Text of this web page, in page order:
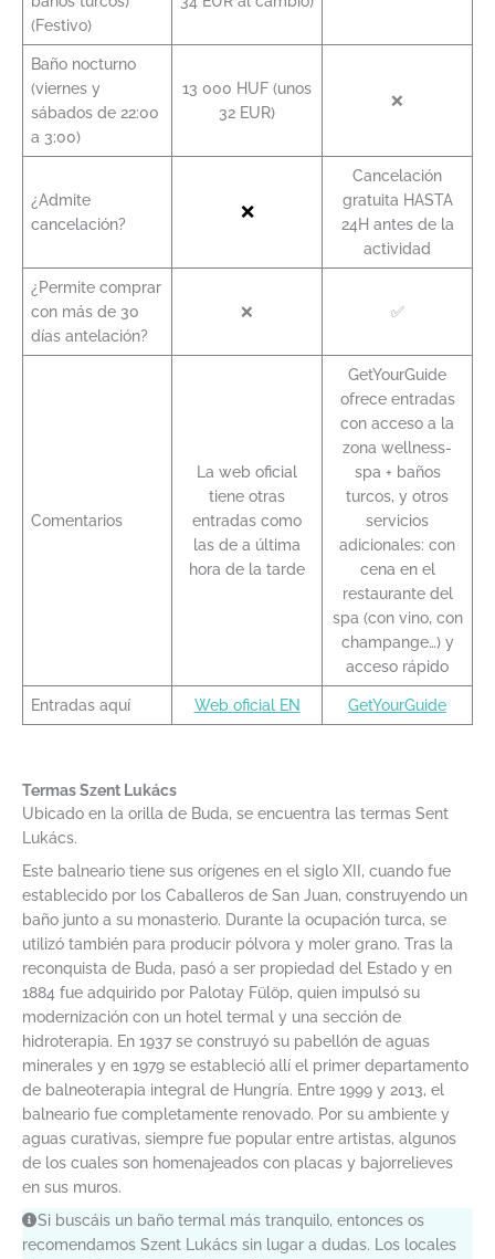
(Festivo)
Baño nocturno
(viernes y
sábados de 22:00
a 3:00)
13 000 HUF (unos
32 EUR)
❌
¿Admite
cancelación?
❌
Cancelación
gratuita HASTA
24H antes de la
actividad
¿Permite comprar
con más de 30
días antelación?
❌ ✅
Comentarios
La web oficial
tiene otras
entradas como
las de a última
hora de la tarde
GetYourGuide
ofrece entradas
con acceso a la
zona wellness-
spa + baños
turcos, y otros
servicios
adicionales: con
cena en el
restaurante del
spa (con vino, con
champange…) y
acceso rápido
Entradas aquí Web oficial EN GetYourGuide
Termas Szent Lukács
Ubicado en la orilla de Buda, se encuentra las termas Sent
Lukács.
Este balneario tiene sus orígenes en el siglo XII, cuando fue
establecido por los Caballeros de San Juan, construyendo un
baño junto a su monasterio. Durante la ocupación turca, se
utilizó también para producir pólvora y moler grano. Tras la
reconquista de Buda, pasó a ser propiedad del Estado y en
1884 fue adquirido por Palotay Fülöp, quien impulsó su
modernización con un hotel termal y una sección de
hidroterapia. En 1937 se construyó su pabellón de aguas
minerales y en 1979 se estableció allí el primer departamento
de balneoterapia integral de Hungría. Entre 1999 y 2013, el
balneario fue completamente renovado. Por su ambiente y
aguas curativas, siempre fue popular entre artistas, algunos
de los cuales son homenajeados con placas y bajorrelieves
en sus muros.
Si buscáis un baño termal más tranquilo, entonces os
recomendamos Szent Lukács sin lugar a dudas. Los locales